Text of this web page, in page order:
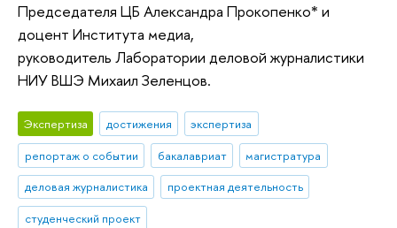
Председателя ЦБ Александра Прокопенко* и
доцент Института медиа,
руководитель Лаборатории деловой журналистики
НИУ ВШЭ Михаил Зеленцов.
Экспертиза достижения
экспертиза
репортаж о событии
бакалавриат
магистратура
деловая журналистика
проектная деятельность
студенческий проект